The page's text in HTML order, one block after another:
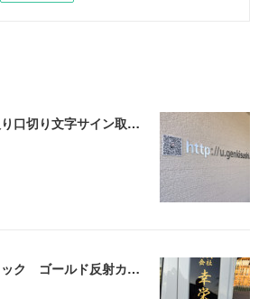
魚ベイ座間店様入り口切り文字サイン取り付け
幸栄興業様軽トラック ゴールド反射カッティングシート製作施工